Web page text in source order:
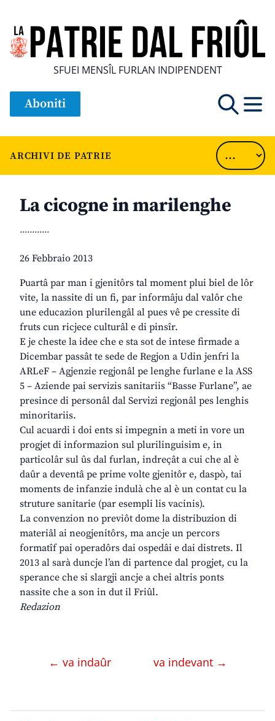
SFUEI MENSÎL FURLAN INDIPENDENT
Aboniti
ARCHIVI DE PATRIE
La cicogne in marilenghe
............
26 Febbraio 2013
Puartâ par man i gjenitôrs tal moment plui biel de lôr
vite, la nassite di un fi, par informâju dal valôr che
une educazion plurilengâl al pues vê pe cressite di
fruts cun ricjece culturâl e di pinsîr.
E je cheste la idee che e sta sot de intese firmade a
Dicembar passât te sede de Regjon a Udin jenfri la
ARLeF – Agjenzie regjonâl pe lenghe furlane e la ASS
5 – Aziende pai servizis sanitariis “Basse Furlane”, ae
presince di personâl dal Servizi regjonâl pes lenghis
minoritariis.
Cul acuardi i doi ents si impegnin a meti in vore un
progjet di informazion sul plurilinguisim e, in
particolâr sul ûs dal furlan, indreçât a cui che al è
daûr a deventâ pe prime volte gjenitôr e, daspò, tai
moments de infanzie indulà che al è un contat cu la
struture sanitarie (par esempli lis vacinis).
La convenzion no previôt dome la distribuzion di
materiâl ai neogjenitôrs, ma ancje un percors
formatîf pai operadôrs dai ospedâi e dai distrets. Il
2013 al sarà duncje l’an di partence dal progjet, cu la
sperance che si slargji ancje a chei altris ponts
nassite che a son in dut il Friûl.
Redazion
← va indaûr va indevant →